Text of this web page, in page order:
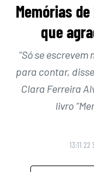
Memórias
que
“Só se
para contar,
Clara Ferreira
livro
13:11 22